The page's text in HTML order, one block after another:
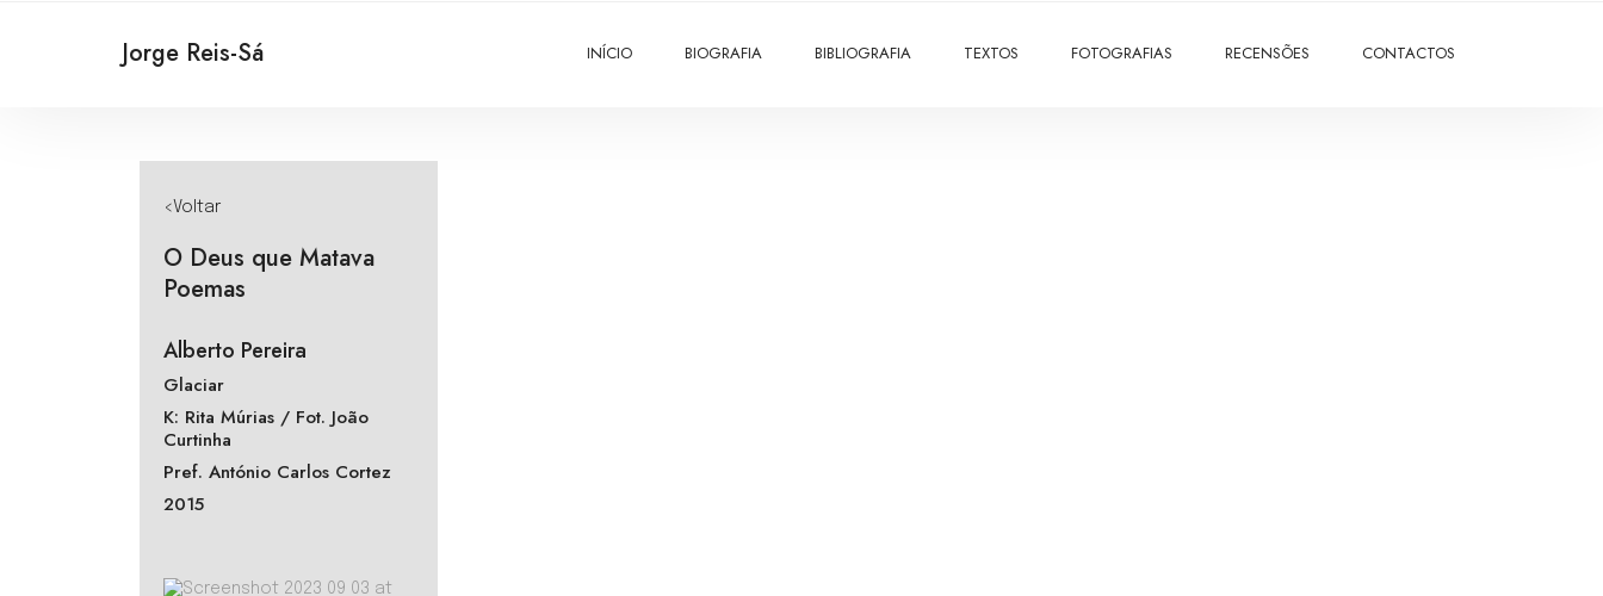
Jorge Reis-Sá INÍCIO BIOGRAFIA BIBLIOGRAFIA TEXTOS FOTOGRAFIAS RECENSÕES CONTACTOS
<Voltar
O Deus que Matava
Poemas
Alberto Pereira
Glaciar
K: Rita Múrias / Fot. João
Curtinha
Pref. António Carlos Cortez
2015